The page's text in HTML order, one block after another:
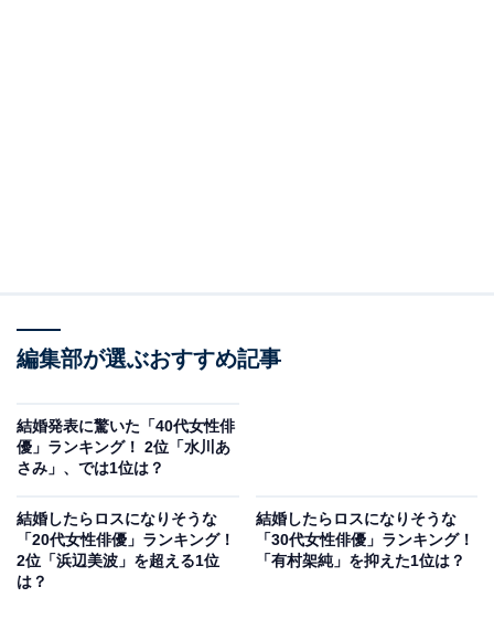
編集部が選ぶおすすめ記事
結婚発表に驚いた「40代女性俳
優」ランキング！ 2位「水川あ
さみ」、では1位は？
結婚したらロスになりそうな
「20代女性俳優」ランキング！
2位「浜辺美波」を超える1位
は？
結婚したらロスになりそうな
「30代女性俳優」ランキング！
「有村架純」を抑えた1位は？